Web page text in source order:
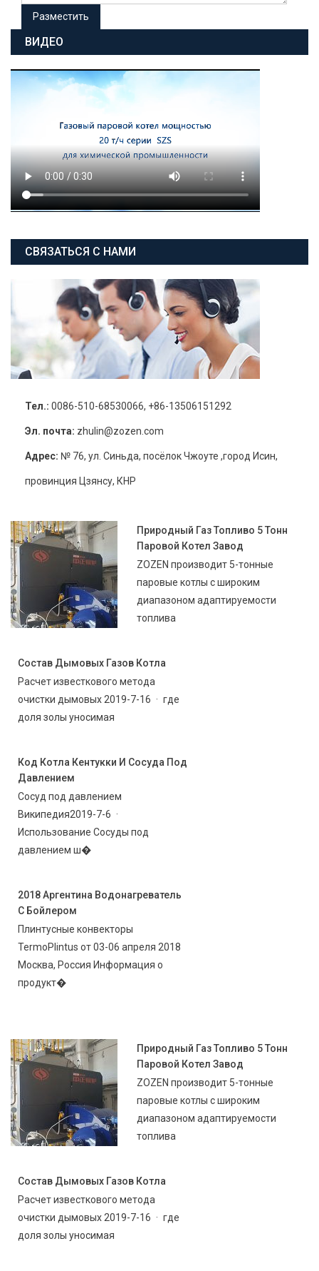
ВИДЕО
СВЯЗАТЬСЯ С НАМИ
Тел.: 0086-510-68530066, +86-13506151292
Эл. почта: zhulin@zozen.com
Адрес: № 76, ул. Синьда, посёлок Чжоуте ,город Исин,
провинция Цзянсу, КНР
Природный Газ Топливо 5 Тонн
Паровой Котел Завод
ZOZEN производит 5-тонные
паровые котлы с широким
диапазоном адаптируемости
топлива
Состав Дымовых Газов Котла
Расчет известкового метода
очистки дымовых 2019-7-16 · где
доля золы уносимая
Код Котла Кентукки И Сосуда Под
Давлением
Сосуд под давлением
Википедия2019-7-6 ·
Использование Сосуды под
давлением ш�
2018 Аргентина Водонагреватель
С Бойлером
Плинтусные конвекторы
TermoPlintus от 03-06 апреля 2018
Москва, Россия Информация о
продукт�
Природный Газ Топливо 5 Тонн
Паровой Котел Завод
ZOZEN производит 5-тонные
паровые котлы с широким
диапазоном адаптируемости
топлива
Состав Дымовых Газов Котла
Расчет известкового метода
очистки дымовых 2019-7-16 · где
доля золы уносимая